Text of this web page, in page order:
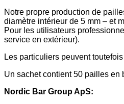
Notre propre production de
diamètre intérieur de 5 mm – et
Pour les utilisateurs
service en extérieur).
Les particuliers peuvent
Un sachet contient 50 pailles en
Nordic Bar Group ApS: